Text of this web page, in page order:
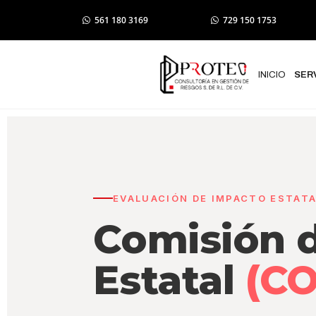
561 180 3169 729 150 1753
INICIO
EVALUACIÓN DE IMPACTO
Comisión
Estatal